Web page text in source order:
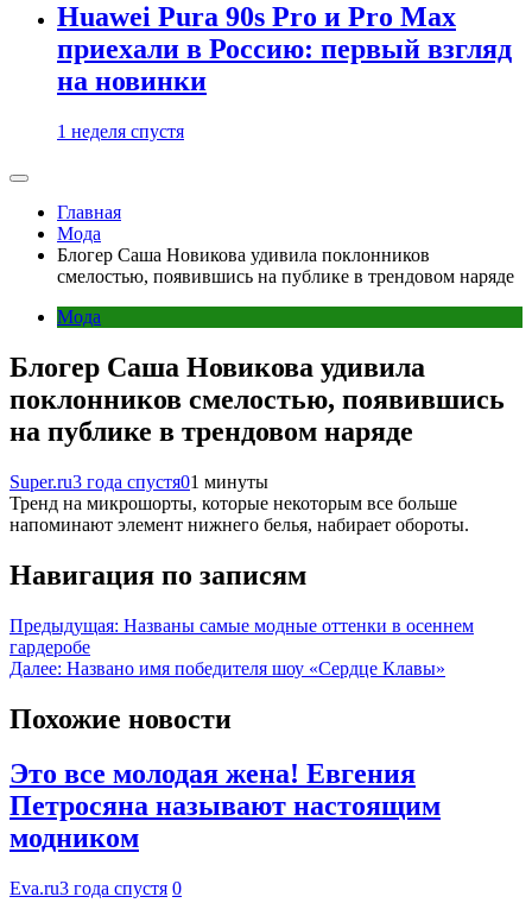
Huawei Pura 90s Pro и Pro Max
приехали в Россию: первый взгляд
на новинки
1 неделя спустя
Главная
Мода
Блогер Саша Новикова удивила поклонников
смелостью, появившись на публике в трендовом наряде
Мода
Блогер Саша Новикова удивила
поклонников смелостью, появившись
на публике в трендовом наряде
Super.ru3 года спустя01 минуты
Тренд на микрошорты, которые некоторым все больше
напоминают элемент нижнего белья, набирает обороты.
Навигация по записям
Предыдущая: Названы самые модные оттенки в осеннем
гардеробе
Далее: Названо имя победителя шоу «Сердце Клавы»
Похожие новости
Это все молодая жена! Евгения
Петросяна называют настоящим
модником
Eva.ru3 года спустя 0